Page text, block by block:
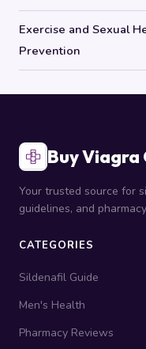
Exercise and Sexual
Prevention
Buy
Your trusted source for
guidelines, and
CATEGORIES
Sildenafil Guide
Men's Health
Pharmacy Reviews